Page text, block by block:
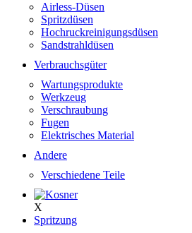
Airless-Düsen
Spritzdüsen
Hochruckreinigungsdüsen
Sandstrahldüsen
Verbrauchsgüter
Wartungsprodukte
Werkzeug
Verschraubung
Fugen
Elektrisches Material
Andere
Verschiedene Teile
X
Spritzung